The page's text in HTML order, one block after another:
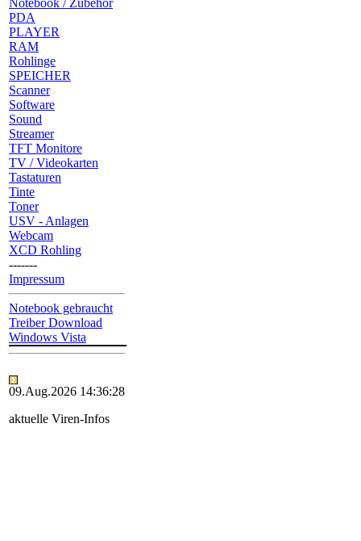
Notebook / Zubehör
PDA
PLAYER
RAM
Rohlinge
SPEICHER
Scanner
Software
Sound
Streamer
TFT Monitore
TV / Videokarten
Tastaturen
Tinte
Toner
USV - Anlagen
Webcam
XCD Rohling
-------
Impressum
Notebook gebraucht
Treiber Download
Windows Vista
09.Aug.2026 14:36:28
aktuelle Viren-Infos